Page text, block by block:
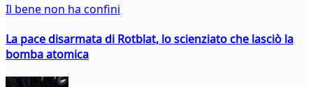
Il bene non ha confini
La pace disarmata di Rotblat, lo scienziato che lasciò la
bomba atomica